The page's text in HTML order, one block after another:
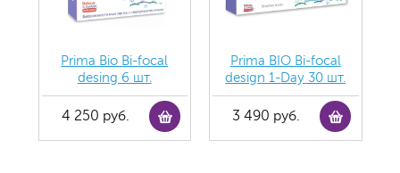
Prima Bio Bi-focal
desing 6 шт.
4 250 руб.
Prima BIO Bi-focal
design 1-Day 30 шт.
3 490 руб.